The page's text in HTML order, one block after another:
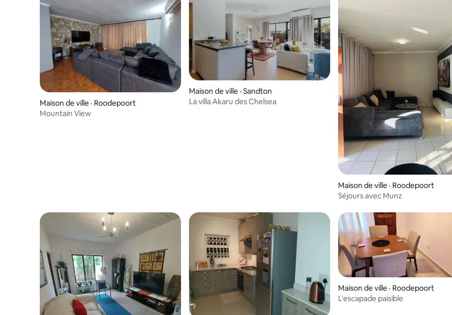
Maison de ville · Roodepoort
Mountain View
Maison de ville · Sandton
La villa Akaru des Chelsea
Maison de ville · Roodepoort
Séjours avec Munz
Maison de ville · Roodepoort
L'escapade paisible